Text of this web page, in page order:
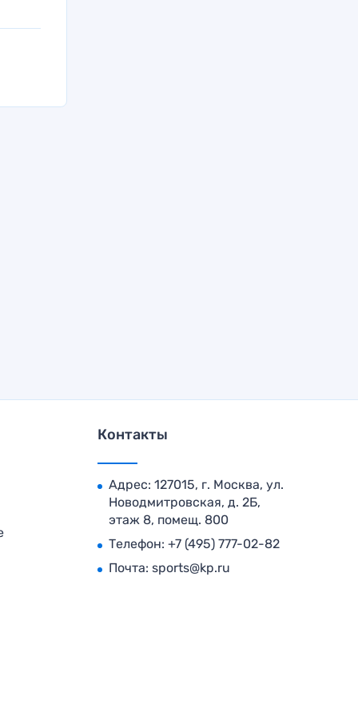
Контакты
Адрес: 127015, г. Москва, ул.
Новодмитровская, д. 2Б,
этаж 8, помещ. 800
Телефон: +7 (495) 777-02-82
Почта: sports@kp.ru